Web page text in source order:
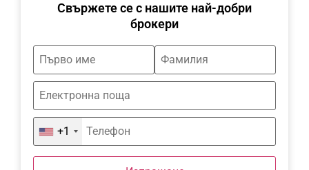
Свържете се с нашите най-добри
брокери
+1